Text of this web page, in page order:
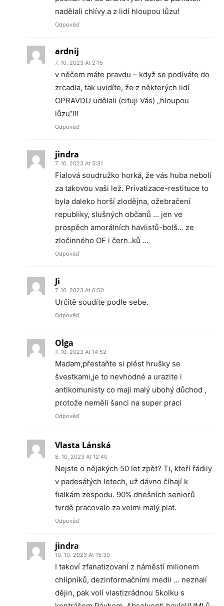
nadělali chlívy a z lidí hloupou lůzu!
Odpověď
ardnij
7. 10. 2023 At 2:15
v něčem máte pravdu – když se podíváte do
zrcadla, tak uvidíte, že z některých lidí
OPRAVDU udělali (cituji Vás) „hloupou
lůzu“!!!
Odpověď
jindra
7. 10. 2023 At 5:31
Fialová soudružko horká, že vás huba nebolí
za takovou vaši lež. Privatizace-restituce to
byla daleko horší zlodějna, ožebračení
republiky, slušných občanů … jen ve
prospěch amorálních havlistů-bolš… ze
zločinného OF i čern..ků …
Odpověď
Ji
7. 10. 2023 At 6:50
Určitě soudíte podle sebe.
Odpověď
Olga
7. 10. 2023 At 14:52
Madam,přestaňte si plést hrušky se
švestkami,je to nevhodné a urazite i
antikomunisty co maji malý ubohý důchod ,
protože neměli šanci na super praci
Odpověď
Vlasta Lánská
8. 10. 2023 At 12:40
Nejste o nějakých 50 let zpět? Ti, kteří řádily
v padesátých letech, už dávno číhají k
fialkám zespodu. 90% dnešních seniorů
tvrdě pracovalo za velmi malý plat.
Odpověď
jindra
10. 10. 2023 At 15:39
I takoví zfanatizovaní z náměstí milionem
chlípníků, dezinformačními medii … neznalí
dějin, pak volí vlastizrádnou 5kolku s